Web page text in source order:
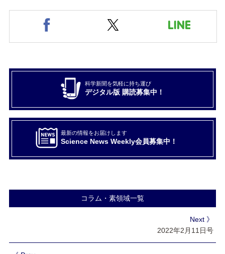
科学新聞を気軽に持ち運び
デジタル版 購読募集中！
最新の情報をお届けします
Science News Weekly会員募集中！
コラム・素領域一覧
Next 》
2022年2月11日号